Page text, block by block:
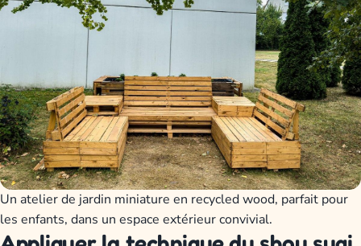
Un atelier de jardin miniature en recycled wood, parfait pour
les enfants, dans un espace extérieur convivial.